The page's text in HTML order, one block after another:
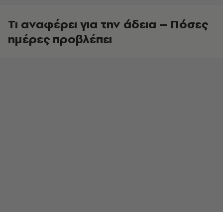
Τι αναφέρει για την άδεια – Πόσες
ημέρες προβλέπει